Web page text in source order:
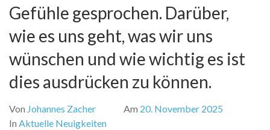
Gefühle gesprochen. Darüber,
wie es uns geht, was wir uns
wünschen und wie wichtig es ist
dies ausdrücken zu können.
Von Johannes Zacher Am 20. November 2025
In Aktuelle Neuigkeiten